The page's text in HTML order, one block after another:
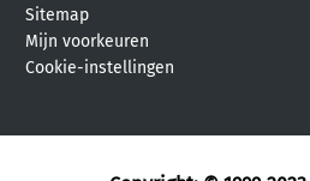
Sitemap
Mijn voorkeuren
Cookie-instellingen